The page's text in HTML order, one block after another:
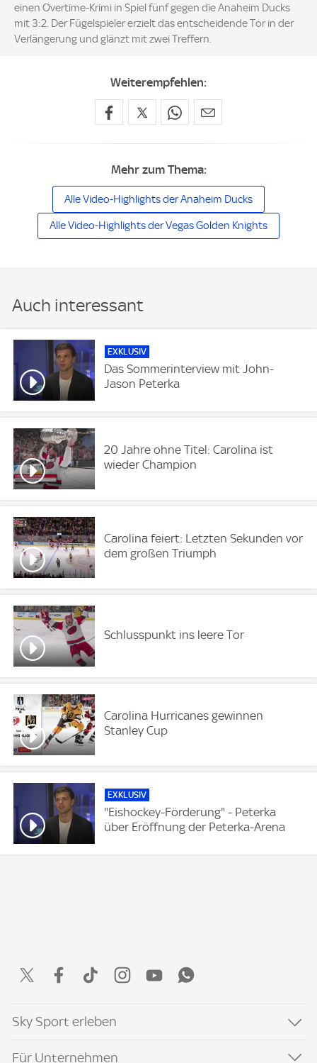
einen Overtime-Krimi in Spiel fünf gegen die Anaheim Ducks
mit 3:2. Der Fügelspieler erzielt das entscheidende Tor in der
Verlängerung und glänzt mit zwei Treffern.
Weiterempfehlen:
Mehr zum Thema:
Alle Video-Highlights der Anaheim Ducks
Alle Video-Highlights der Vegas Golden Knights
Auch interessant
EXKLUSIV
Das Sommerinterview mit John-
Jason Peterka
20 Jahre ohne Titel: Carolina ist
wieder Champion
Carolina feiert: Letzten Sekunden vor
dem großen Triumph
Schlusspunkt ins leere Tor
Carolina Hurricanes gewinnen
Stanley Cup
EXKLUSIV
"Eishockey-Förderung" - Peterka
über Eröffnung der Peterka-Arena
Sky Sport erleben
Für Unternehmen